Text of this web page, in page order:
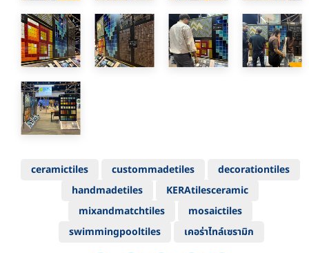
ceramictiles custommadetiles
decorationtiles
handmadetiles
KERAtilesceramic
mixandmatchtiles
mosaictiles
swimmingpooltiles
เคอร่าไทล์เซรามิก